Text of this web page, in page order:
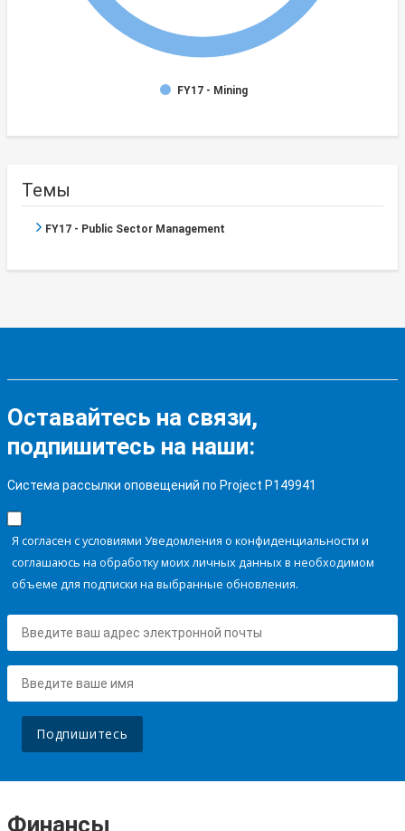
FY17 - Mining
Темы
FY17 - Public Sector Management
Оставайтесь на связи,
подпишитесь на наши:
Система рассылки оповещений по Project P149941
Я согласен с условиями Уведомления о конфиденциальности и
соглашаюсь на обработку моих личных данных в необходимом
объеме для подписки на выбранные обновления.
Подпишитесь
Финансы